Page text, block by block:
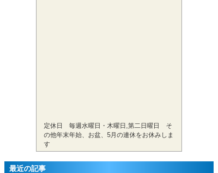
定休日 毎週水曜日・木曜日,第二日曜日 そ
の他年末年始、お盆、5月の連休をお休みしま
す
最近の記事